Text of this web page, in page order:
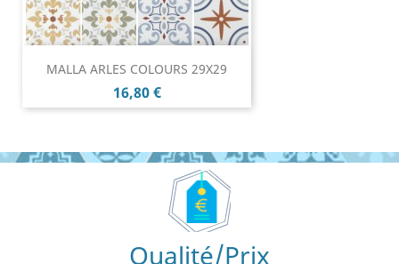
MALLA ARLES COLOURS 29X29
Prix
16,80 €
Qualité/Prix